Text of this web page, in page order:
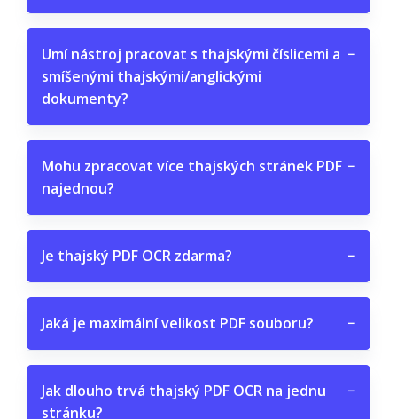
Umí nástroj pracovat s thajskými číslicemi a
smíšenými thajskými/anglickými
dokumenty?
−
Mohu zpracovat více thajských stránek PDF
najednou?
−
Je thajský PDF OCR zdarma? −
Jaká je maximální velikost PDF souboru? −
Jak dlouho trvá thajský PDF OCR na jednu
stránku?
−